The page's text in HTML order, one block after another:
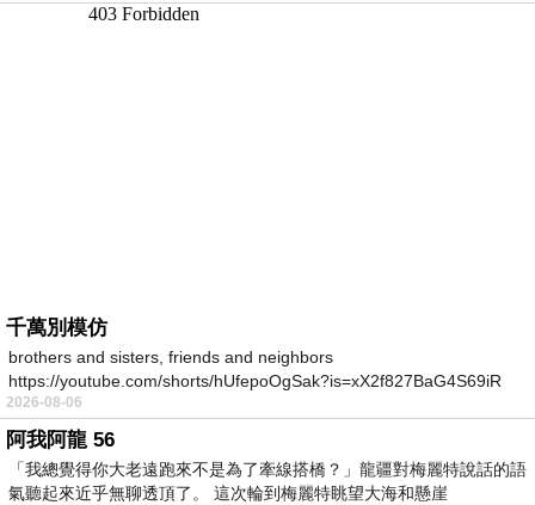
千萬別模仿
brothers and sisters, friends and neighbors
https://youtube.com/shorts/hUfepoOgSak?is=xX2f827BaG4S69iR
https
2026-08-06
阿我阿龍 56
「我總覺得你大老遠跑來不是為了牽線搭橋？」龍疆對梅麗特說話的語
氣聽起來近乎無聊透頂了。 這次輪到梅麗特眺望大海和懸崖